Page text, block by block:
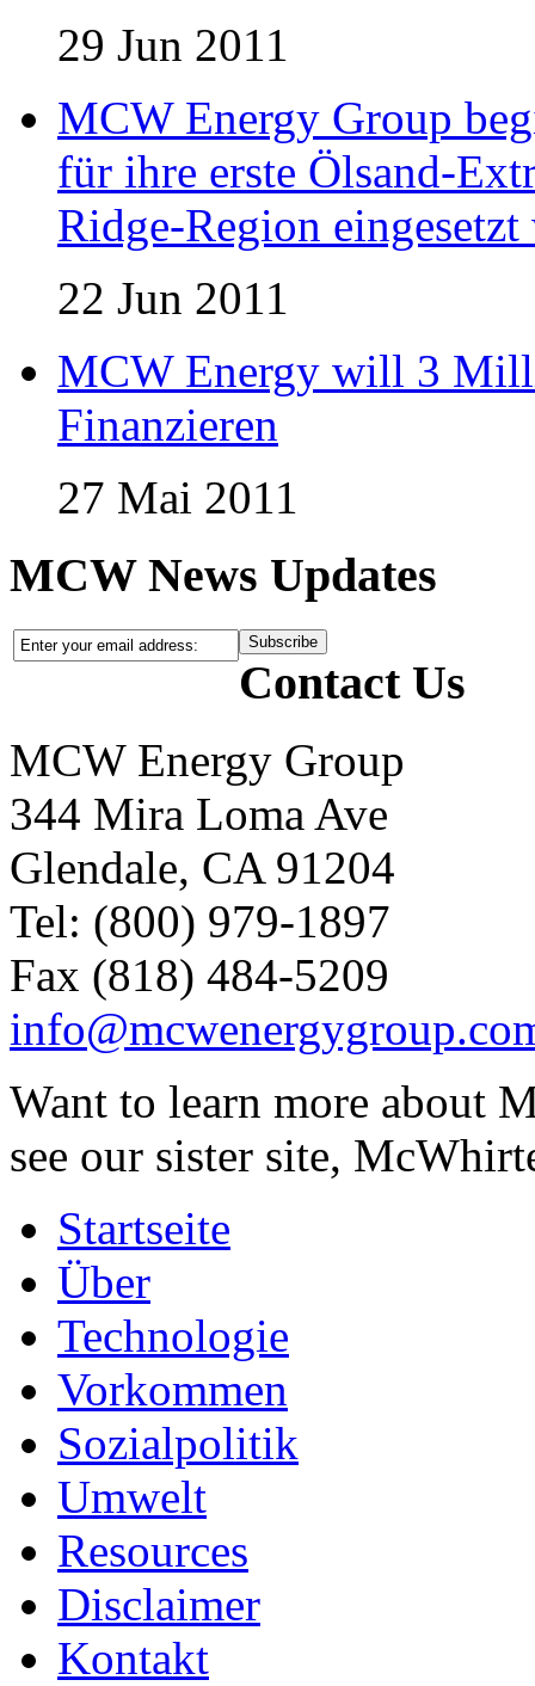
29 Jun 2011
MCW Energy Group
für ihre erste Ölsand-
Ridge-Region
22 Jun 2011
MCW Energy will 3
Finanzieren
27 Mai 2011
MCW News Updates
Contact Us
MCW Energy Group
344 Mira Loma Ave
Glendale, CA 91204
Tel: (800) 979-1897
Fax (818) 484-5209
Want to learn more about
see our sister site,
Startseite
Über
Technologie
Vorkommen
Sozialpolitik
Umwelt
Resources
Disclaimer
Kontakt